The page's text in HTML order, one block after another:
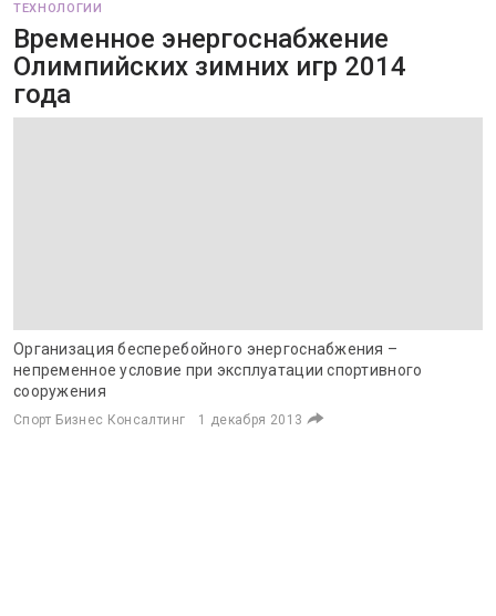
ТЕХНОЛОГИИ
Временное энергоснабжение
Олимпийских зимних игр 2014
года
Организация бесперебойного энергоснабжения –
непременное условие при эксплуатации спортивного
сооружения
Спорт Бизнес Консалтинг 1 декабря 2013